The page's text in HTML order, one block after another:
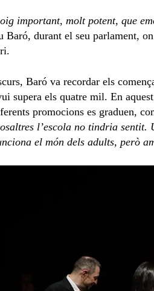
important, molt potent, que
Baró, durant el seu parlament,
Baró va recordar els
supera els quatre mil. En
promocions es graduen,
l’escola no tindria sentit.
el món dels adults, però